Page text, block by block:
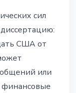
сил
США от
или
финансовые